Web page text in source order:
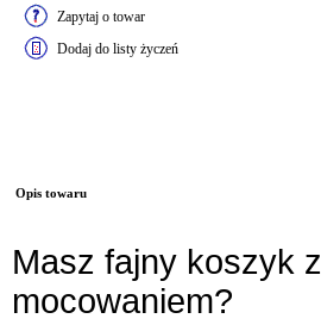
Zapytaj o towar
Dodaj do listy życzeń
Opis towaru
Masz fajny koszyk
mocowaniem?